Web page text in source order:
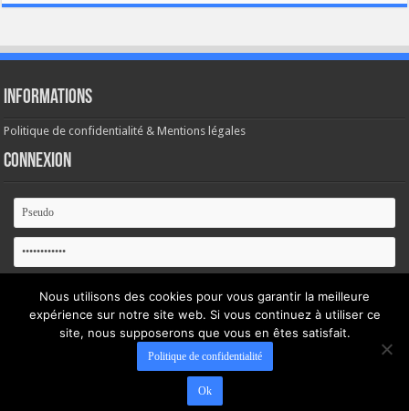
Informations
Politique de confidentialité & Mentions légales
Connexion
Se souvenir de moi
Mot de passe oublié ?
Nous utilisons des cookies pour vous garantir la meilleure
expérience sur notre site web. Si vous continuez à utiliser ce
site, nous supposerons que vous en êtes satisfait.
Politique de confidentialité
Ok